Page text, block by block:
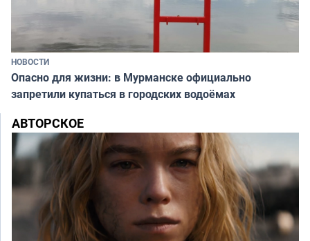
НОВОСТИ
Опасно для жизни: в Мурманске официально
запретили купаться в городских водоёмах
АВТОРСКОЕ